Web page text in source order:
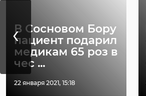
В Сосновом Бору
пациент подарил
медикам 65 роз в
чес ...
22 января 2021, 15:18
‹